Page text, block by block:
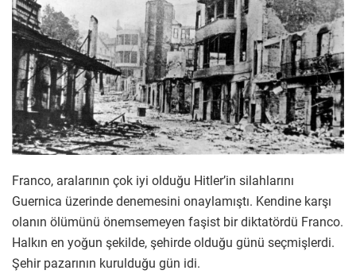
Franco, aralarının çok iyi olduğu Hitler’in silahlarını
Guernica üzerinde denemesini onaylamıştı. Kendine karşı
olanın ölümünü önemsemeyen faşist bir diktatördü Franco.
Halkın en yoğun şekilde, şehirde olduğu günü seçmişlerdi.
Şehir pazarının kurulduğu gün idi.